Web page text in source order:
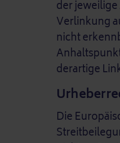
der
Verlinkung
nicht
derartige
Die